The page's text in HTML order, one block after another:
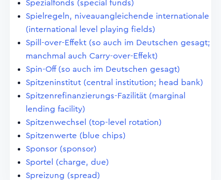
Spezialfonds (special funds)
Spielregeln, niveauangleichende internationale
(international level playing fields)
Spill-over-Effekt (so auch im Deutschen gesagt;
manchmal auch Carry-over-Effekt)
Spin-Off (so auch im Deutschen gesagt)
Spitzeninstitut (central institution; head bank)
Spitzenrefinanzierungs-Fazilität (marginal
lending facility)
Spitzenwechsel (top-level rotation)
Spitzenwerte (blue chips)
Sponsor (sponsor)
Sportel (charge, due)
Spreizung (spread)